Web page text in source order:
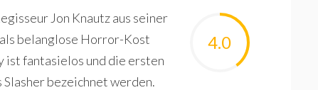
4.0
Jon Knautz aus seiner
belanglose Horror-Kost
ist fantasielos und die ersten
bezeichnet werden.